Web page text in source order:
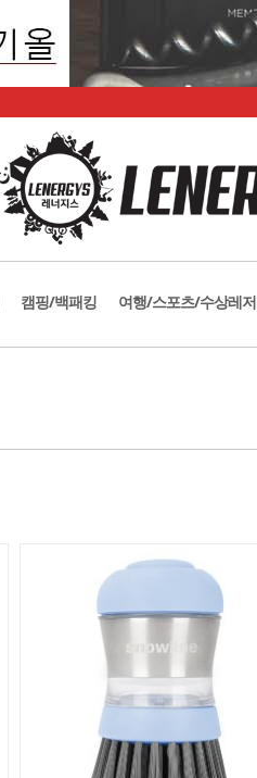
캠핑/백패킹 여행/스포츠/수상레저